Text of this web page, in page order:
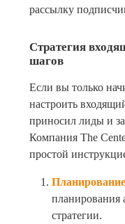
рассылку
Стратегия
шагов
Если вы только
настроить
приносил лиды и
Компания The
простой
планирования
стратегии.